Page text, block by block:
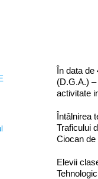
În data de
(D.G.A.)
activitate
Întâlnirea
Traficului
Ciocan de
Elevii